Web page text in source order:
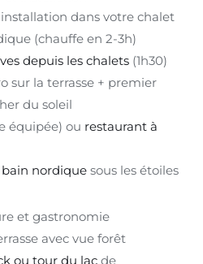
dans votre chalet
(chauffe en 2-3h)
depuis les chalets (1h30)
sur la terrasse + premier
du soleil
équipée) ou restaurant à
nordique sous les étoiles
et gastronomie
avec vue forêt
ou tour du lac de